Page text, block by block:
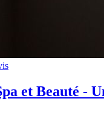
et Beauté -